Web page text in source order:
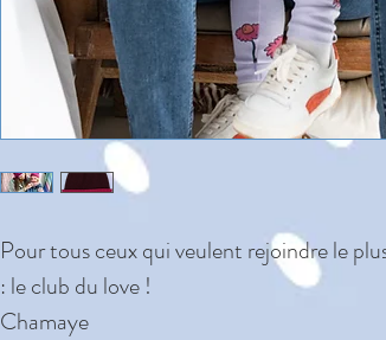
Pour tous ceux qui veulent rejoindre le
: le club du love !
Chamaye